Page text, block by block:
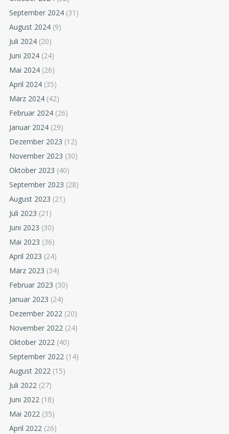
September 2024 (31)
August 2024 (9)
Juli 2024 (20)
Juni 2024 (24)
Mai 2024 (26)
April 2024 (35)
März 2024 (42)
Februar 2024 (26)
Januar 2024 (29)
Dezember 2023 (12)
November 2023 (30)
Oktober 2023 (40)
September 2023 (28)
August 2023 (21)
Juli 2023 (21)
Juni 2023 (30)
Mai 2023 (36)
April 2023 (24)
März 2023 (34)
Februar 2023 (30)
Januar 2023 (24)
Dezember 2022 (20)
November 2022 (24)
Oktober 2022 (40)
September 2022 (14)
August 2022 (15)
Juli 2022 (27)
Juni 2022 (18)
Mai 2022 (35)
April 2022 (26)